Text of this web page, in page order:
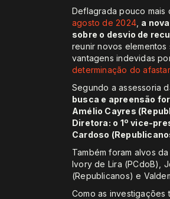
Deflagrada pouco mais
agosto de 2024, a
sobre o desvio de
reunir novos
vantagens indevidas
determinação do
Segundo a assessoria
busca e apreensão
Amélio Cayres
Diretora: o 1º vice-
Cardoso
Também foram alvos
Ivory de Lira (PCdoB),
(Republicanos) e
Como as investigações